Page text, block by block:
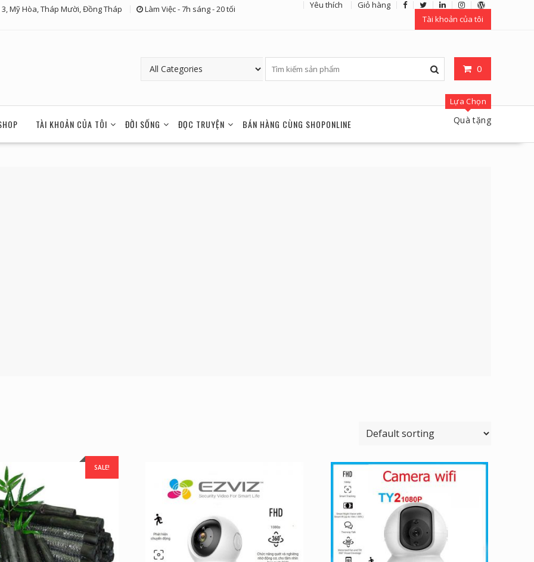
3, Mỹ Hòa, Tháp Mười, Đồng Tháp Làm Việc - 7h sáng - 20 tối Yêu thích
Giỏ hàng
Tài khoản của tôi
0
TÀI KHOẢN CỦA TÔI ĐỜI SỐNG ĐỌC TRUYỆN BÁN HÀNG CÙNG SHOPONLINE
Lựa Chọn
Quà tặng
SALE!